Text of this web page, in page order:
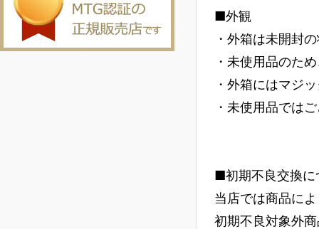
■外観
・外箱は未開封
・未使用品のた
・外箱にはマジ
・未使用品では
■初期不良交換に
当店では商品に
初期不良対象外